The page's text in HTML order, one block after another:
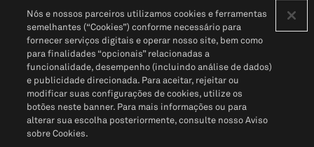
Política de PrivacidadePortal de privacidade do cliente (em inglês)
Não Venda Minhas Informações Pessoais© 2026 S&P Global
Nós e nossos parceiros utilizamos cookies e ferramentas
semelhantes (“Cookies”) conforme necessário para
fornecer serviços digitais e operar nosso site, bem como
para finalidades “opcionais” relacionadas a
funcionalidade, desempenho (incluindo análise de dados)
e publicidade direcionada. Para aceitar, rejeitar ou
modificar suas configurações de cookies, utilize os
botões neste banner. Para mais informações ou para
alterar sua escolha posteriormente, consulte nosso Aviso
sobre Cookies.